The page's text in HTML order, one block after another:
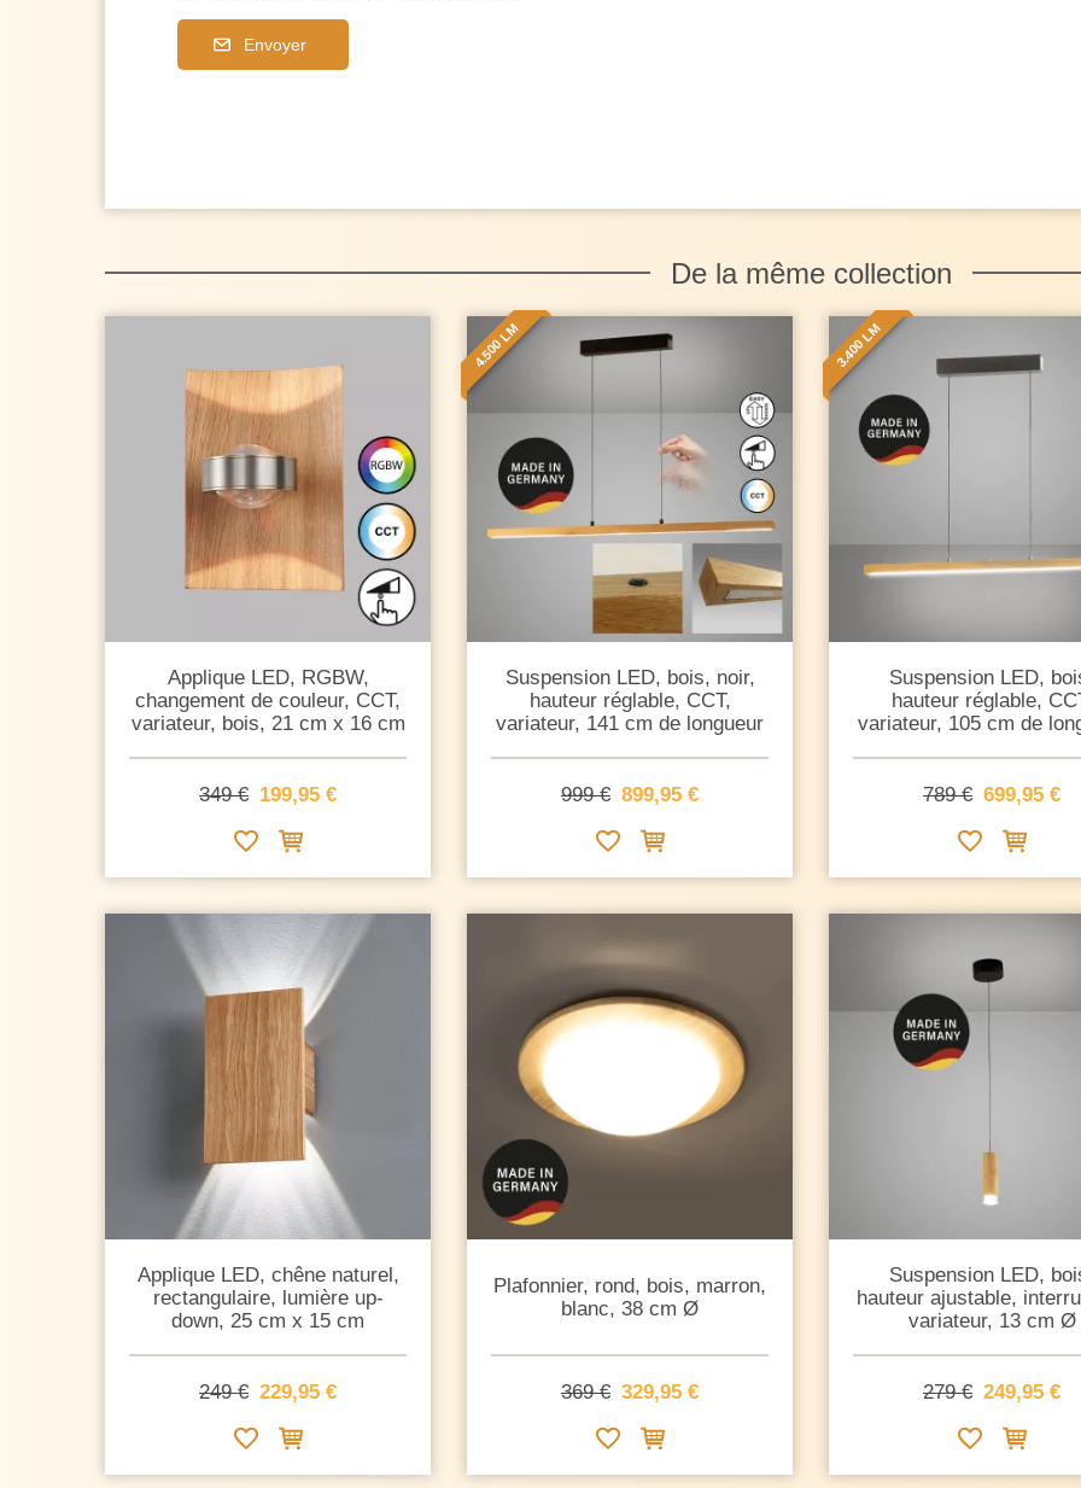
Envoyer
De la même collection
Applique LED, RGBW,
changement de couleur, CCT,
variateur, bois, 21 cm x 16 cm
349 € 199,95 €
4.500 LM
Suspension LED, bois, noir,
hauteur réglable, CCT,
variateur, 141 cm de longueur
999 € 899,95 €
3.400 LM
Suspension LED,
hauteur réglable,
variateur, 105 cm de
789 € 699,95 €
Applique LED, chêne naturel,
rectangulaire, lumière up-
down, 25 cm x 15 cm
249 € 229,95 €
Plafonnier, rond, bois, marron,
blanc, 38 cm Ø
369 € 329,95 €
Suspension LED,
hauteur ajustable,
variateur, 13 cm Ø
279 € 249,95 €